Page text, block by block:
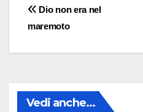
Navigazione
Dio non era nel
maremoto
Vedi anche...